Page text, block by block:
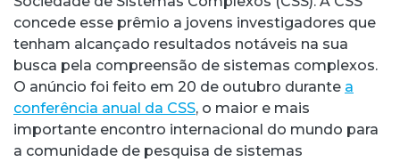
concede esse prêmio a jovens investigadores que
tenham alcançado resultados notáveis na sua
busca pela compreensão de sistemas complexos.
O anúncio foi feito em 20 de outubro durante a
conferência anual da CSS, o maior e mais
importante encontro internacional do mundo para
a comunidade de pesquisa de sistemas